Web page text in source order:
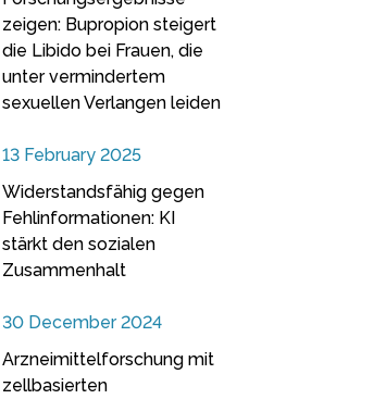
zeigen: Bupropion steigert
die Libido bei Frauen, die
unter vermindertem
sexuellen Verlangen leiden
13 February 2025
Widerstandsfähig gegen
Fehlinformationen: KI
stärkt den sozialen
Zusammenhalt
30 December 2024
Arzneimittelforschung mit
zellbasierten